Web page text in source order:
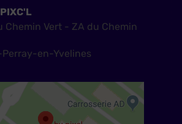
Chemin Vert - ZA du Chemin
Perray-en-Yvelines